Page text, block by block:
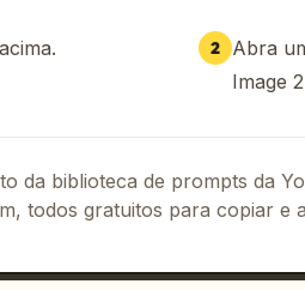
2 Abra
Image
da biblioteca de prompts da
todos gratuitos para copiar e